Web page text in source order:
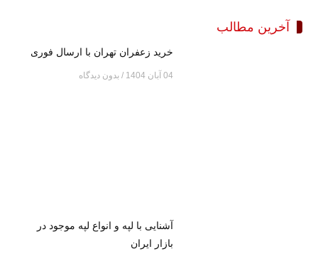
آخرین مطالب
خرید زعفران تهران با ارسال فوری
04 آبان 1404 بدون دیدگاه
آشنایی با لپه و انواع لپه موجود در
بازار ایران